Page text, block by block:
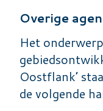
Overige
Het
Oostflank’
de volgende